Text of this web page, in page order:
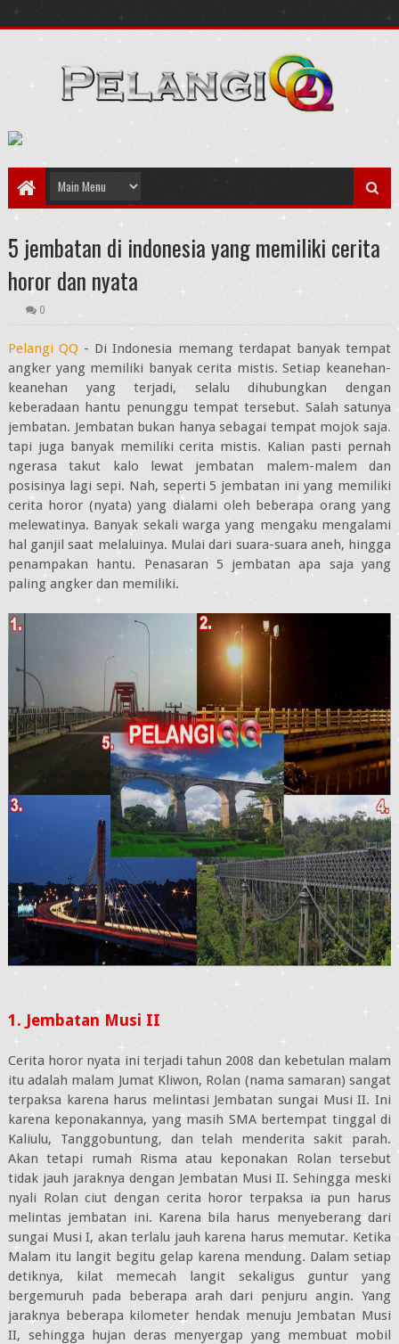
5 jembatan di indonesia yang memiliki cerita
horor dan nyata
0
Pelangi QQ - Di Indonesia memang terdapat banyak tempat
angker yang memiliki banyak cerita mistis. Setiap keanehan-
keanehan yang terjadi, selalu dihubungkan dengan
keberadaan hantu penunggu tempat tersebut. Salah satunya
jembatan. Jembatan bukan hanya sebagai tempat mojok saja.
tapi juga banyak memiliki cerita mistis. Kalian pasti pernah
ngerasa takut kalo lewat jembatan malem-malem dan
posisinya lagi sepi. Nah, seperti 5 jembatan ini yang memiliki
cerita horor (nyata) yang dialami oleh beberapa orang yang
melewatinya. Banyak sekali warga yang mengaku mengalami
hal ganjil saat melaluinya. Mulai dari suara-suara aneh, hingga
penampakan hantu. Penasaran 5 jembatan apa saja yang
paling angker dan memiliki.
1. Jembatan Musi II
Cerita horor nyata ini terjadi tahun 2008 dan kebetulan malam
itu adalah malam Jumat Kliwon, Rolan (nama samaran) sangat
terpaksa karena harus melintasi Jembatan sungai Musi II. Ini
karena keponakannya, yang masih SMA bertempat tinggal di
Kaliulu, Tanggobuntung, dan telah menderita sakit parah.
Akan tetapi rumah Risma atau keponakan Rolan tersebut
tidak jauh jaraknya dengan Jembatan Musi II. Sehingga meski
nyali Rolan ciut dengan cerita horor terpaksa ia pun harus
melintas jembatan ini. Karena bila harus menyeberang dari
sungai Musi I, akan terlalu jauh karena harus memutar. Ketika
Malam itu langit begitu gelap karena mendung. Dalam setiap
detiknya, kilat memecah langit sekaligus guntur yang
bergemuruh pada beberapa arah dari penjuru angin. Yang
jaraknya beberapa kilometer hendak menuju Jembatan Musi
II, sehingga hujan deras menyergap yang membuat mobil